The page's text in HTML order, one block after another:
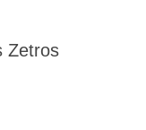
Zetros